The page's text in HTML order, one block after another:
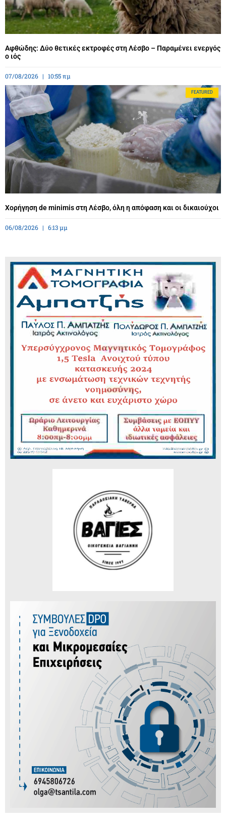
Αφθώδης: Δύο θετικές εκτροφές στη Λέσβο – Παραμένει ενεργός
ο ιός
07/08/2026 10:55 πμ
FEATURED
Χορήγηση de minimis στη Λέσβο, όλη η απόφαση και οι δικαιούχοι
06/08/2026 6:13 μμ